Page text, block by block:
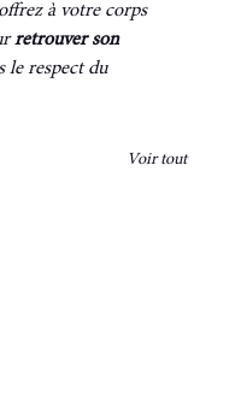
à votre corps
retrouver son
le respect du
Voir tout